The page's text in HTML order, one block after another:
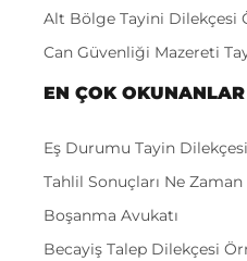
Alt Bölge Tayini Dilekçesi
Can Güvenliği Mazereti
EN ÇOK OKUNANLAR
Eş Durumu Tayin Dilekçesi
Tahlil Sonuçları Ne Zaman
Boşanma Avukatı
Becayiş Talep Dilekçesi